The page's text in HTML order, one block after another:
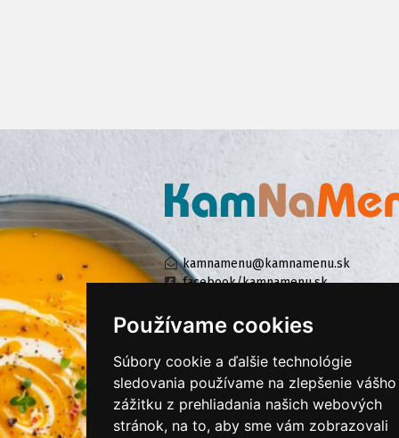
Používame cookies
Súbory cookie a ďalšie technológie
sledovania používame na zlepšenie vášho
zážitku z prehliadania našich webových
stránok, na to, aby sme vám zobrazovali
kamnamenu@kamnamenu.sk
facebook/kamnamenu.sk
KONTAKTUJTE NÁS
PRIHLÁSIŤ SA DO ZÁKAZNÍCKEJ ZÓNY